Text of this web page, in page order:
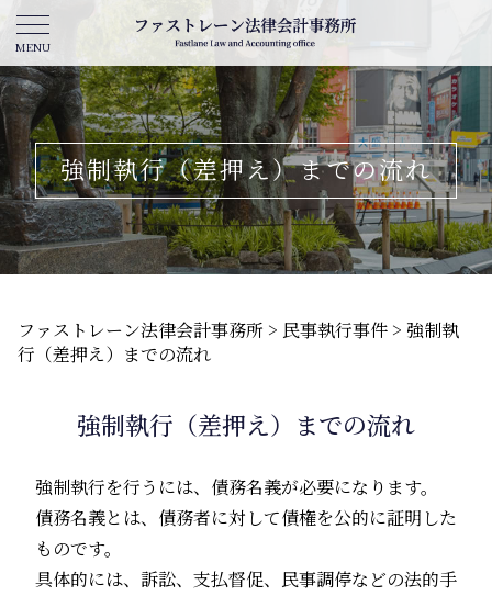
強制執行（差押え）までの流れ
ファストレーン法律会計事務所 > 民事執行事件 > 強制執
行（差押え）までの流れ
強制執行（差押え）までの流れ
強制執行を行うには、債務名義が必要になります。
債務名義とは、債務者に対して債権を公的に証明した
ものです。
具体的には、訴訟、支払督促、民事調停などの法的手